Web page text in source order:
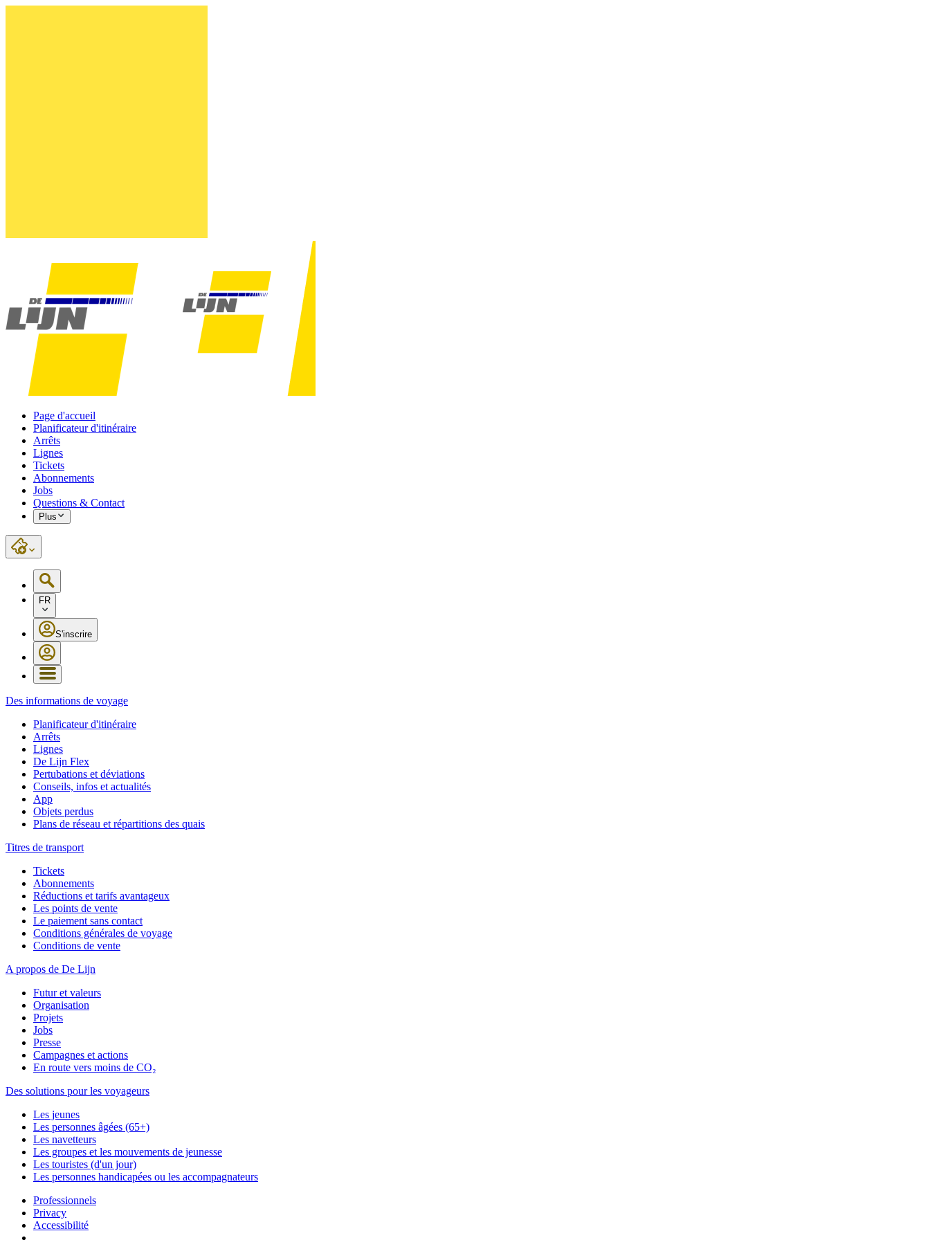
Page d'accueil
Planificateur d'itinéraire
Arrêts
Lignes
Tickets
Abonnements
Jobs
Questions & Contact
Plus
FR
S'inscrire
Des informations de voyage
Planificateur d'itinéraire
Arrêts
Lignes
De Lijn Flex
Pertubations et déviations
Conseils, infos et actualités
App
Objets perdus
Plans de réseau et répartitions des quais
Titres de transport
Tickets
Abonnements
Réductions et tarifs avantageux
Les points de vente
Le paiement sans contact
Conditions générales de voyage
Conditions de vente
A propos de De Lijn
Futur et valeurs
Organisation
Projets
Jobs
Presse
Campagnes et actions
En route vers moins de CO₂
Des solutions pour les voyageurs
Les jeunes
Les personnes âgées (65+)
Les navetteurs
Les groupes et les mouvements de jeunesse
Les touristes (d'un jour)
Les personnes handicapées ou les accompagnateurs
Professionnels
Privacy
Accessibilité